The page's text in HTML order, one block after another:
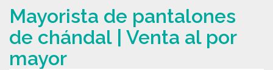
Mayorista de pantalones
de chándal | Venta al por
mayor